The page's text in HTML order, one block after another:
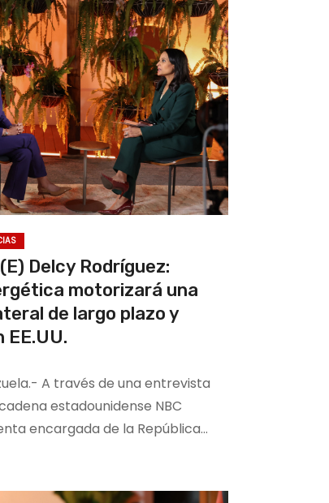
Delcy Rodríguez:
motorizará una
de largo plazo y
A través de una entrevista
estadounidense NBC
encargada de la República…